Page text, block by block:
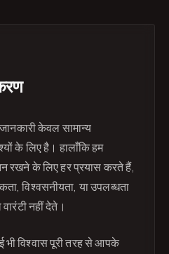
जानकारी केवल सामान्य
के लिए है। हालाँकि हम
रखने के लिए हर प्रयास करते हैं,
विश्वसनीयता, या उपलब्धता
नहीं देते।
भी विश्वास पूरी तरह से आपके